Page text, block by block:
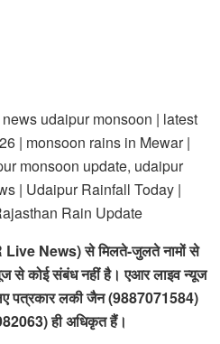
udaipur monsoon | latest
| monsoon rains in Mewar |
monsoon update, udaipur
| Udaipur Rainfall Today |
Rain Update
News) से मिलते-जुलते नामों से
से कोई संबंध नहीं है। एआर लाइव न्यूज
पत्रकार लकी जैन (9887071584)
ही अधिकृत हैं।